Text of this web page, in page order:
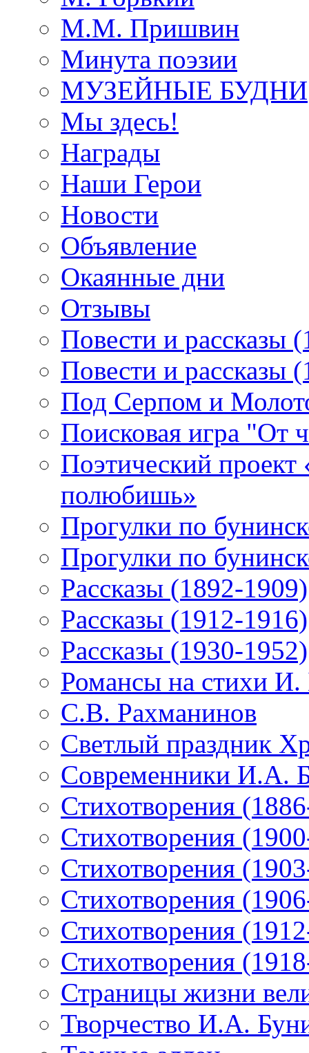
М.М. Пришвин
Минута поэзии
МУЗЕЙНЫЕ БУДНИ
Мы здесь!
Награды
Наши Герои
Новости
Объявление
Окаянные дни
Отзывы
Повести и рассказы
Повести и рассказы
Под Серпом и
Поисковая игра "От
Поэтический
полюбишь»
Прогулки по
Прогулки по
Рассказы (1892-1909)
Рассказы (1912-1916)
Рассказы (1930-1952)
Романсы на стихи И.
С.В. Рахманинов
Светлый праздник
Современники И.А.
Стихотворения
Стихотворения
Стихотворения
Стихотворения
Стихотворения
Стихотворения
Страницы жизни
Творчество И.А.